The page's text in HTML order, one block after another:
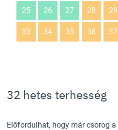
25 26 27 28 29
33 34 35 36 37
32 hetes terhesség
Előfordulhat, hogy már csorog a